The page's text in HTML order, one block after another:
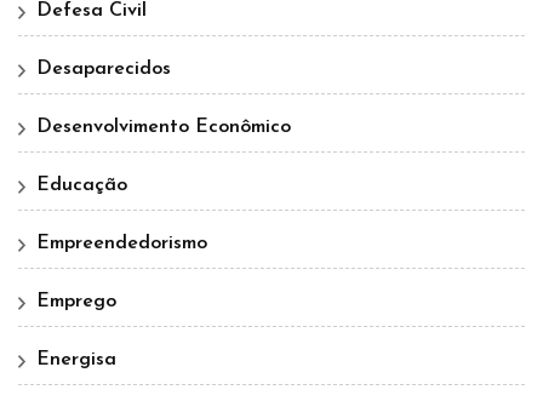
Defesa Civil
Desaparecidos
Desenvolvimento Econômico
Educação
Empreendedorismo
Emprego
Energisa